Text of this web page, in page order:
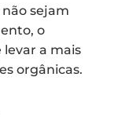
sejam
o
a mais
orgânicas.